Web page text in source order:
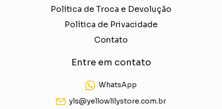
Política de Troca e Devolução
Política de Privacidade
Contato
Entre em contato
WhatsApp
yls@yellowlilystore.com.br